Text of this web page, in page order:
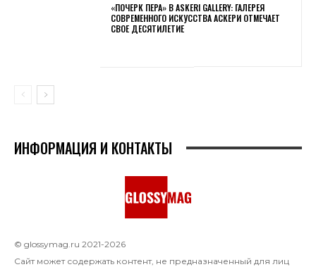
«ПОЧЕРК ПЕРА» В ASKERI GALLERY: ГАЛЕРЕЯ
СОВРЕМЕННОГО ИСКУССТВА АСКЕРИ ОТМЕЧАЕТ
СВОЕ ДЕСЯТИЛЕТИЕ
ИНФОРМАЦИЯ И КОНТАКТЫ
© glossymag.ru 2021-2026
Сайт может содержать контент, не предназначенный для лиц